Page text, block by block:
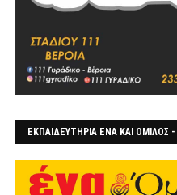
ΕΚΠΑΙΔΕΥΤΗΡΙΑ ΕΝΑ ΚΑΙ ΟΜΙΛΟΣ